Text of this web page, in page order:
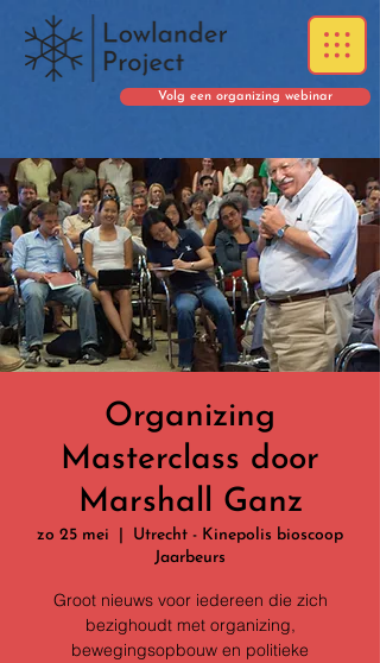
Volg een organizing webinar
Organizing
Masterclass door
Marshall Ganz
zo 25 mei
Utrecht - Kinepolis bioscoop
Jaarbeurs
Groot nieuws voor iedereen die zich
bezighoudt met organizing,
bewegingsopbouw en politieke